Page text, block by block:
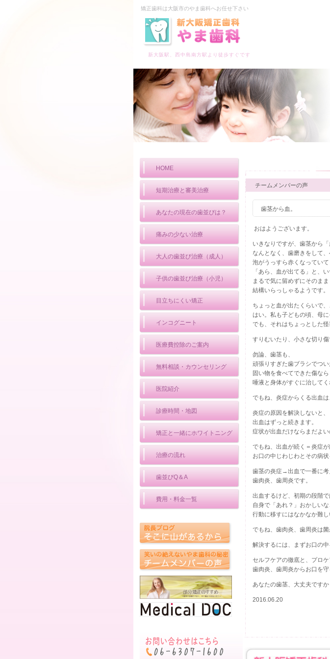
矯正歯科は大阪市のやま歯科へお任せ下さい
新大阪駅、西中島南方駅より徒歩すぐです
チームメンバーの声
歯茎から血。
おはようございます。
いきなりですが、歯茎から
なんとなく、歯磨きをして
泡がうっすら赤くなっていて
「あら、血が出てる」と、
まるで気に留めずにそのまま
結構いらっしゃるようです。
ちょっと血が出たくらいで、
はい。私も子どもの頃、母に
でも、それはちょっとした怪
すりむいたり、小さな切り傷
勿論、歯茎も、
頑張りすぎた歯ブラシでつい
固い物を食べてできた傷なら
唾液と身体がすぐに治してく
でもね、炎症からくる出血は
炎症の原因を解決しないと、
出血はずっと続きます。
症状が出血だけならまだよい
でもね、出血が続く＝炎症が
お口の中じわじわとその病
歯茎の炎症→出血で一番に考
歯肉炎、歯周炎です。
出血するけど、初期の段階で
自身で「あれ？」おかしい
行動に移すにはなかなか難し
でもね、歯肉炎、歯周炎は菌
解決するには、まずお口の
セルフケアの徹底と、プロ
歯肉炎、歯周炎からお口を守
あなたの歯茎、大丈夫ですか
2016.06.20
HOME
短期治療と審美治療
あなたの現在の歯並びは？
痛みの少ない治療
大人の歯並び治療（成人）
子供の歯並び治療（小児）
目立ちにくい矯正
インコグニート
医療費控除のご案内
無料相談・カウンセリング
医院紹介
診療時間・地図
矯正と一緒にホワイトニング
治療の流れ
歯並びQ＆A
費用・料金一覧